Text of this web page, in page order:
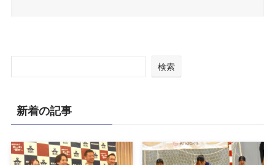
検索
新着の記事